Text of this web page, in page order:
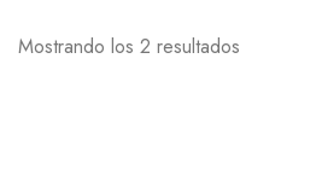
Mostrando los 2 resultados